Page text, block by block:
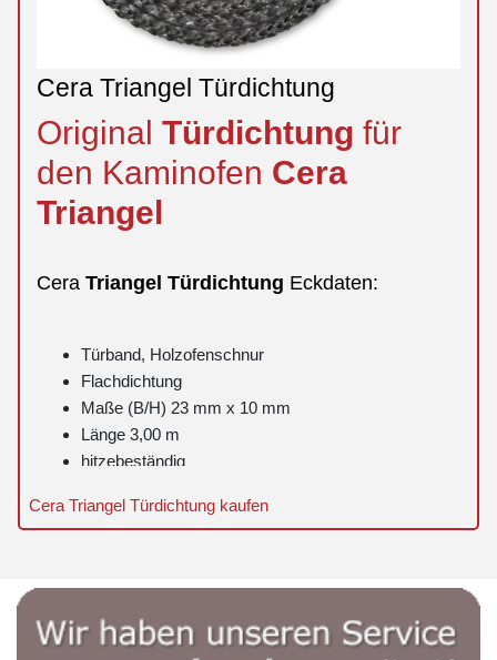
Cera Triangel Türdichtung
Original Türdichtung für
den Kaminofen Cera
Triangel
Cera Triangel Türdichtung Eckdaten:
Türband, Holzofenschnur
Flachdichtung
Maße (B/H) 23 mm x 10 mm
Länge 3,00 m
hitzebeständig
Cera Triangel Türdichtung kaufen